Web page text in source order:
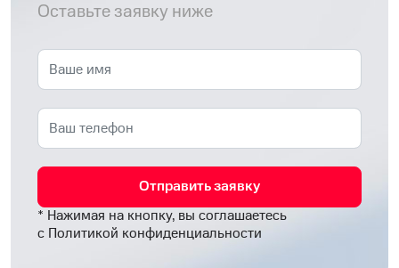
Оставьте заявку ниже
Отправить заявку
* Нажимая на кнопку, вы соглашаетесь
с Политикой конфиденциальности